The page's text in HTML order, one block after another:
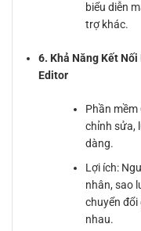
biểu diễn
trợ khác.
6. Khả Năng Kết
Editor
Phần
chỉnh sửa,
dàng.
Lợi ích:
nhân, sao
chuyển
nhau.